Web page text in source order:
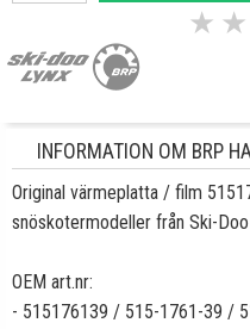
★ ★
INFORMATION OM BRP
Original värmeplatta / film
snöskotermodeller från Ski-
OEM art.nr:
- 515176139 / 515-1761-39 /